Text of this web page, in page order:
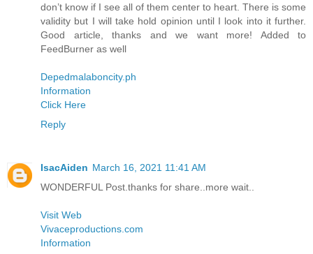
don’t know if I see all of them center to heart. There is some
validity but I will take hold opinion until I look into it further.
Good article, thanks and we want more! Added to
FeedBurner as well
Depedmalaboncity.ph
Information
Click Here
Reply
IsacAiden March 16, 2021 11:41 AM
WONDERFUL Post.thanks for share..more wait..
Visit Web
Vivaceproductions.com
Information